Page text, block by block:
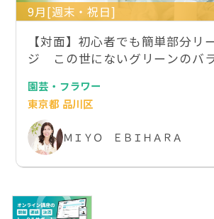
9月[週末・祝日]
【対面】初心者でも簡単部分リ
ジ この世にないグリーンのバ
園芸・フラワー
東京都 品川区
ＭＩＹＯ ＥＢＩＨＡＲＡ